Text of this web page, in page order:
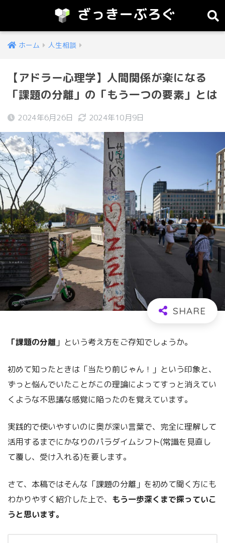
ざっきーぶろぐ
ホーム 人生相談
【アドラー心理学】人間関係が楽になる
「課題の分離」の「もう一つの要素」とは
2024年6月26日 2024年10月9日
「課題の分離 」という考え方をご存知でしょうか。
初めて知ったときは「当たり前じゃん！」という印象と、
ずっと悩んでいたことがこの理論によってすっと消えてい
くような不思議な感覚に陥ったのを覚えています。
実践的で使いやすいのに奥が深い言葉で、完全に理解して
活用するまでにかなりのパラダイムシフト(常識を見直し
て覆し、受け入れる)を要します。
さて、本稿ではそんな「課題の分離」を初めて聞く方にも
わかりやすく紹介した上で、 もう一歩深くまで探っていこ
うと思います。